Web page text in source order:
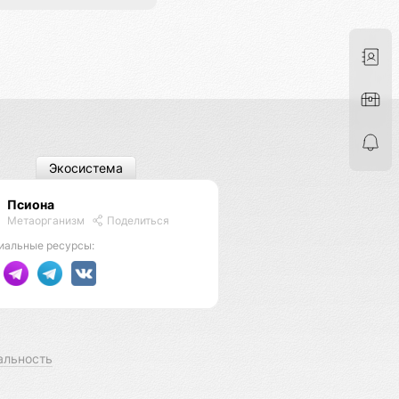
Псиона
Метаорганизм
Поделиться
ресурсы:
Экосистема